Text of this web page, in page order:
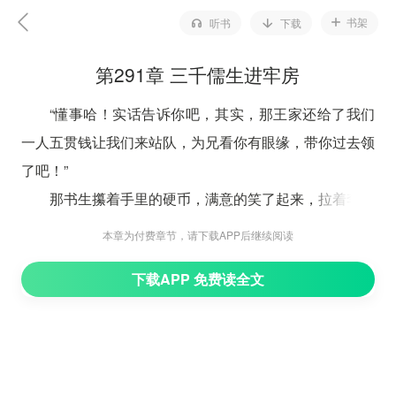
听书 下载 书架
第291章 三千儒生进牢房
“懂事哈！实话告诉你吧，其实，那王家还给了我们
一人五贯钱让我们来站队，为兄看你有眼缘，带你过去领
了吧！”
那书生攥着手里的硬币，满意的笑了起来，拉着李承
乾就要朝前挤，直接被李承乾拦了下来：“兄台，不必
谢兄台解惑，只是我劝你还是早点回去吧，不然等朝廷派
本章为付费章节，请下载APP后继续阅读
下载APP 免费读全文